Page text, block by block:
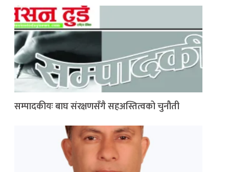
सम्पादकीयः बाघ संरक्षणसँगै सहअस्तित्वको चुनौती